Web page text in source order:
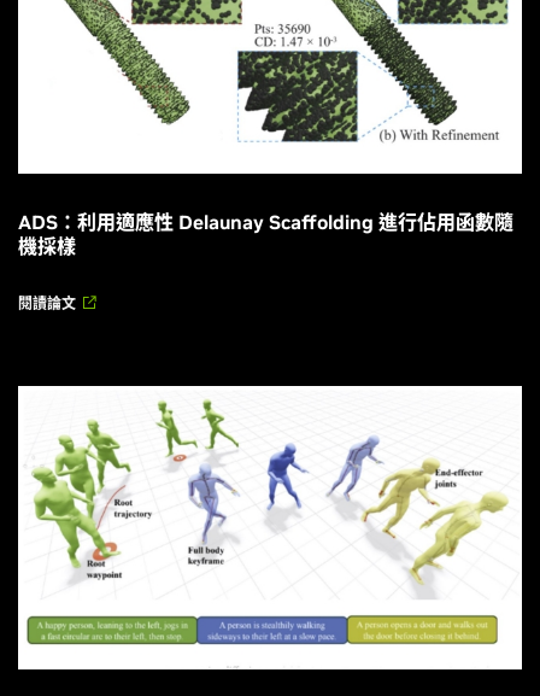
ADS：利用適應性 Delaunay Scaffolding 進行佔用函數隨
機採樣
閱讀論文